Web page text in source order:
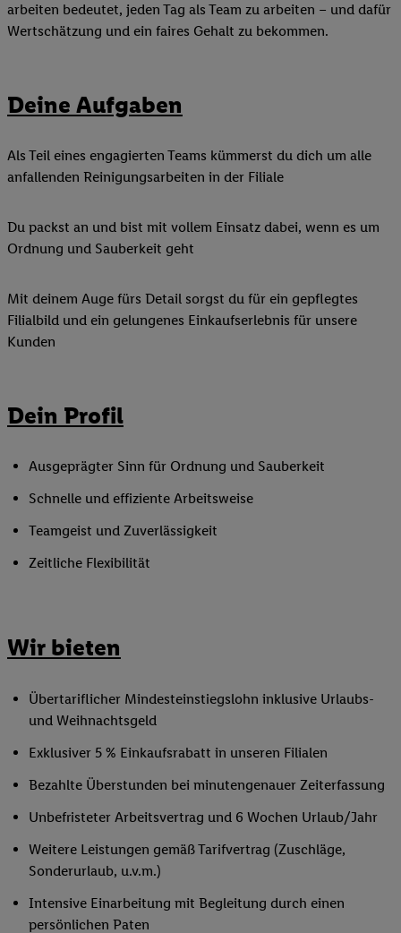
arbeiten bedeutet, jeden Tag als Team zu arbeiten – und dafür
Wertschätzung und ein faires Gehalt zu bekommen.
Deine Aufgaben
Als Teil eines engagierten Teams kümmerst du dich um alle
anfallenden Reinigungsarbeiten in der Filiale
Du packst an und bist mit vollem Einsatz dabei, wenn es um
Ordnung und Sauberkeit geht
Mit deinem Auge fürs Detail sorgst du für ein gepflegtes
Filialbild und ein gelungenes Einkaufserlebnis für unsere
Kunden
Dein Profil
Ausgeprägter Sinn für Ordnung und Sauberkeit
Schnelle und effiziente Arbeitsweise
Teamgeist und Zuverlässigkeit
Zeitliche Flexibilität
Wir bieten
Übertariflicher Mindesteinstiegslohn inklusive Urlaubs-
und Weihnachtsgeld
Exklusiver 5 % Einkaufsrabatt in unseren Filialen
Bezahlte Überstunden bei minutengenauer Zeiterfassung
Unbefristeter Arbeitsvertrag und 6 Wochen Urlaub/Jahr
Weitere Leistungen gemäß Tarifvertrag (Zuschläge,
Sonderurlaub, u.v.m.)
Intensive Einarbeitung mit Begleitung durch einen
persönlichen Paten